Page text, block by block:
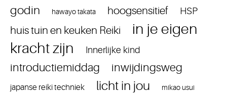
godin hawayo takata hoogsensitief HSP
huis tuin en keuken Reiki
in je eigen
kracht zijn
Innerlijke kind
introductiemiddag inwijdingsweg
japanse reiki techniek licht in jou mikao usui